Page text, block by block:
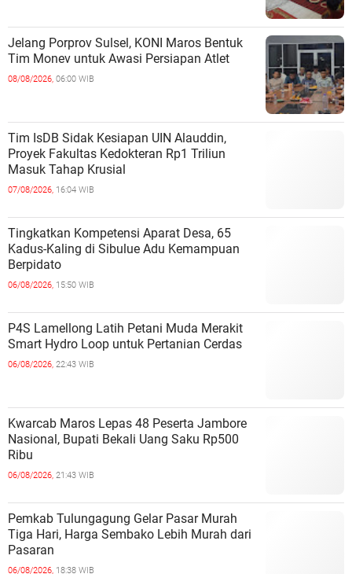
Jelang Porprov Sulsel, KONI Maros Bentuk
Tim Monev untuk Awasi Persiapan Atlet
08/08/2026, 06:00 WIB
Tim IsDB Sidak Kesiapan UIN Alauddin,
Proyek Fakultas Kedokteran Rp1 Triliun
Masuk Tahap Krusial
07/08/2026, 16:04 WIB
Tingkatkan Kompetensi Aparat Desa, 65
Kadus-Kaling di Sibulue Adu Kemampuan
Berpidato
06/08/2026, 15:50 WIB
P4S Lamellong Latih Petani Muda Merakit
Smart Hydro Loop untuk Pertanian Cerdas
06/08/2026, 22:43 WIB
Kwarcab Maros Lepas 48 Peserta Jambore
Nasional, Bupati Bekali Uang Saku Rp500
Ribu
06/08/2026, 21:43 WIB
Pemkab Tulungagung Gelar Pasar Murah
Tiga Hari, Harga Sembako Lebih Murah dari
Pasaran
06/08/2026, 18:38 WIB